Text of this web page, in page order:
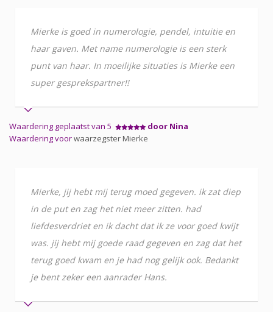
Mierke is goed in numerologie, pendel, intuitie en
haar gaven. Met name numerologie is een sterk
punt van haar. In moeilijke situaties is Mierke een
super gesprekspartner!!
Waardering geplaatst van 5
door Nina
Waardering voorwaarzegster Mierke
Mierke, jij hebt mij terug moed gegeven. ik zat diep
in de put en zag het niet meer zitten. had
liefdesverdriet en ik dacht dat ik ze voor goed kwijt
was. jij hebt mij goede raad gegeven en zag dat het
terug goed kwam en je had nog gelijk ook. Bedankt
je bent zeker een aanrader Hans.